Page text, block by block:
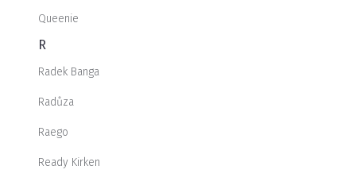
Queenie
R
Radek Banga
Radůza
Raego
Ready Kirken